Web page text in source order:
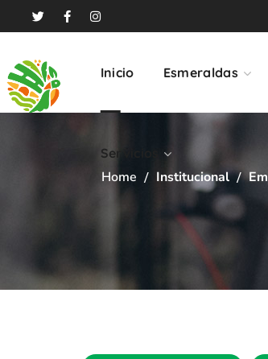
Inicio Esmeraldas
Servicios
Home Institucional